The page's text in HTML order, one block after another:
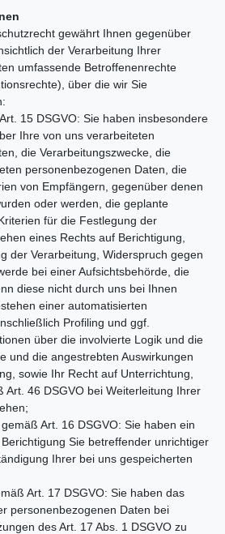
gewährt Ihnen gegenüber
der Verarbeitung Ihrer
umfassende Betroffenenrechte
über die wir Sie
15 DSGVO: Sie haben insbesondere
Ihre von uns verarbeiteten
die Verarbeitungszwecke, die
personenbezogenen Daten, die
von Empfängern, gegenüber denen
oder werden, die geplante
für die Festlegung der
eines Rechts auf Berichtigung,
der Verarbeitung, Widerspruch gegen
bei einer Aufsichtsbehörde, die
diese nicht durch uns bei Ihnen
einer automatisierten
Profiling und ggf.
über die involvierte Logik und die
und die angestrebten Auswirkungen
sowie Ihr Recht auf Unterrichtung,
Art. 46 DSGVO bei Weiterleitung Ihrer
Art. 16 DSGVO: Sie haben ein
Sie betreffender unrichtiger
Ihrer bei uns gespeicherten
Art. 17 DSGVO: Sie haben das
personenbezogenen Daten bei
des Art. 17 Abs. 1 DSGVO zu